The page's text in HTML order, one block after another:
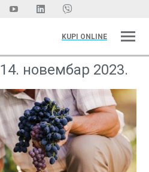
KUPI ONLINE
14. новембар 2023.